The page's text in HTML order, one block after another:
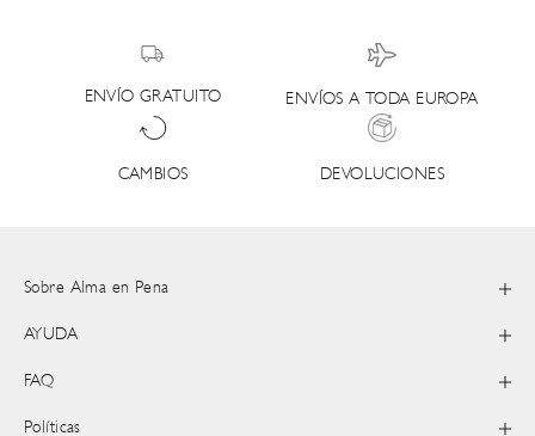
ENVÍO GRATUITO ENVÍOS A TODA EUROPA
CAMBIOS DEVOLUCIONES
Sobre Alma en Pena
AYUDA
FAQ
Políticas